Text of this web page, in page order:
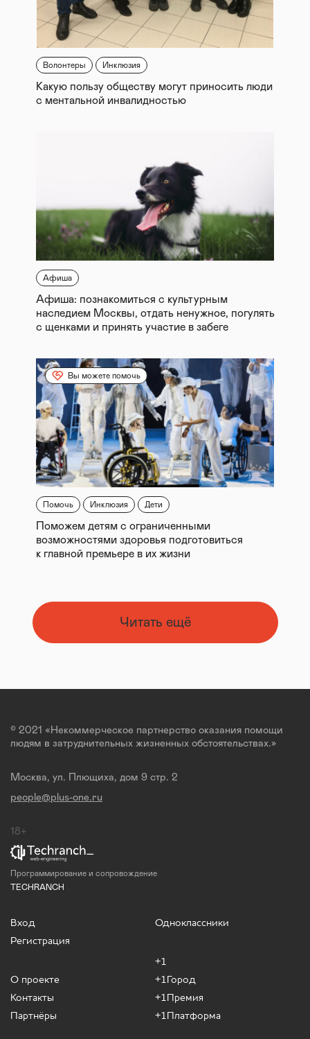
Волонтеры Инклюзия
Какую пользу обществу могут приносить люди
с ментальной инвалидностью
Афиша
Афиша: познакомиться с культурным
наследием Москвы, отдать ненужное, погулять
с щенками и принять участие в забеге
Вы можете помочь
Помочь Инклюзия Дети
Поможем детям с ограниченными
возможностями здоровья подготовиться
к главной премьере в их жизни
Читать ещё
© 2021 «Некоммерческое партнерство оказания помощи
людям в затруднительных жизненных обстоятельствах.»
Москва, ул. Плющиха, дом 9 стр. 2
people@plus-one.ru
18+
Программирование и сопровождение
TECHRANCH
Вход
Регистрация
О проекте
Контакты
Партнёры
Одноклассники
+1
+1Город
+1Премия
+1Платформа